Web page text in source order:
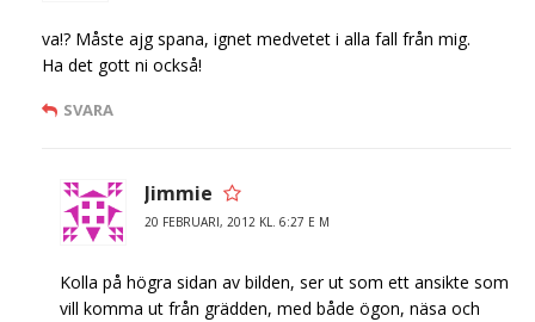
va!? Måste ajg spana, ignet medvetet i alla fall från mig.
Ha det gott ni också!
SVARA
Jimmie
20 FEBRUARI, 2012 KL. 6:27 E M
Kolla på högra sidan av bilden, ser ut som ett ansikte som
vill komma ut från grädden, med både ögon, näsa och